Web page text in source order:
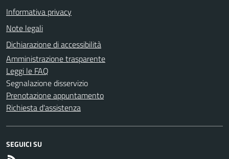
Informativa privacy
Note legali
Dichiarazione di accessibilità
Amministrazione trasparente
Leggi le FAQ
Segnalazione disservizio
Prenotazione appuntamento
Richiesta d'assistenza
SEGUICI SU